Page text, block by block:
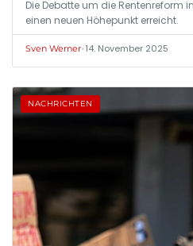
Die Debatte um die Rentenreform
einen neuen Höhepunkt erreicht.
Sven Werner•14. November 2025
NACHRICHTEN